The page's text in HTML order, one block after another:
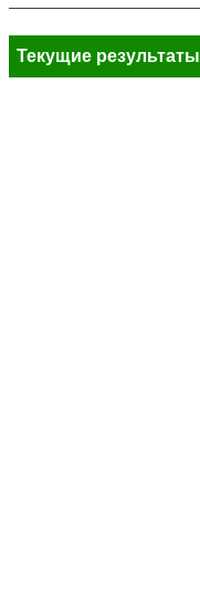
Текущие результаты